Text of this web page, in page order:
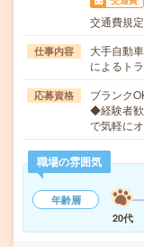
交通費規
仕事内容
大手自動
によるト
応募資格
ブランク
◆経験者歓
で気軽に
職場の雰囲気
年齢層
20代